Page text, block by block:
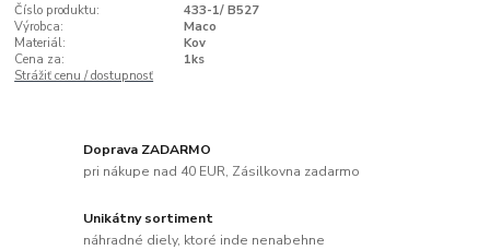
Číslo produktu:
433-1/ B527
Výrobca:
Maco
Materiál:
Kov
Cena za:
1ks
Strážiť cenu / dostupnosť
Doprava ZADARMO
pri nákupe nad 40 EUR, Zásilkovna zadarmo
Unikátny sortiment
náhradné diely, ktoré inde nenabehne